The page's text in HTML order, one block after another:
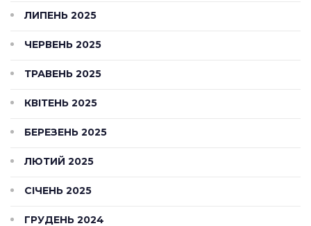
ЛИПЕНЬ 2025
ЧЕРВЕНЬ 2025
ТРАВЕНЬ 2025
КВІТЕНЬ 2025
БЕРЕЗЕНЬ 2025
ЛЮТИЙ 2025
СІЧЕНЬ 2025
ГРУДЕНЬ 2024